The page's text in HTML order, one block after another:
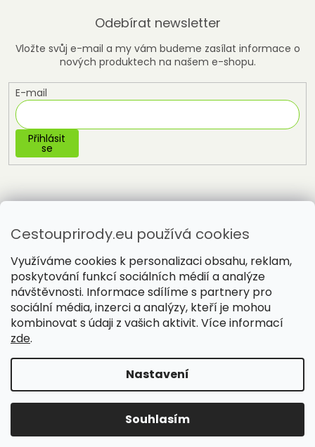
Cestouprirody.eu používá cookies
Využíváme cookies k personalizaci obsahu, reklam,
poskytování funkcí sociálních médií a analýze
návštěvnosti. Informace sdílíme s partnery pro
sociální média, inzerci a analýzy, kteří je mohou
kombinovat s údaji z vašich aktivit. Více informací
zde.
Nastavení
Souhlasím
Odebírat newsletter
Vložte svůj e-mail a my vám budeme zasílat informace o
nových produktech na našem e-shopu.
E-mail
Přihlásit
se
Vytvořil Shoptet
Copyright 2026